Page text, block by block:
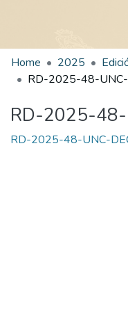
Home 2025
RD-2025-48-
RD-2025-48-UNC-